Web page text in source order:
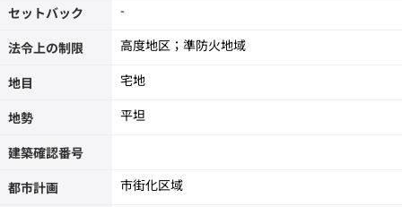
セットバック -
法令上の制限 高度地区；準防火地域
地目 宅地
地勢 平坦
建築確認番号
都市計画
市街化区域